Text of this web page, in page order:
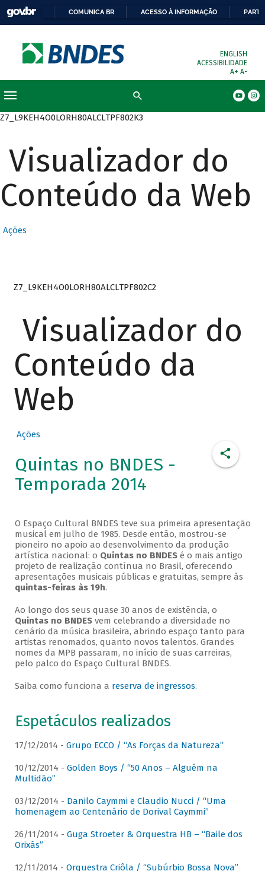
COMUNICA BR ACESSO À INFORMAÇÃO
ENGLISH
ACESSIBILIDADE
A+ A-
Z7_L9KEH4O0LORH80ALCLTPF802K3
Visualizador do
Conteúdo da Web
Ações
Z7_L9KEH4O0LORH80ALCLTPF802C2
Visualizador do
Conteúdo da
Web
Ações
Quintas no BNDES -
Temporada 2014
O Espaço Cultural BNDES teve sua primeira apresentação
musical em julho de 1985. Desde então, mostrou-se
pioneiro no apoio ao desenvolvimento da produção
artística nacional: o Quintas no BNDESé o mais antigo
projeto de realização contínua no Brasil, oferecendo
apresentações musicais públicas e gratuitas, sempre às
quintas-feiras às 19h.
Ao longo dos seus quase 30 anos de existência, o
Quintas no BNDESvem celebrando a diversidade no
cenário da música brasileira, abrindo espaço tanto para
artistas renomados, quanto novos talentos. Grandes
nomes da MPB passaram, no início de suas carreiras,
pelo palco do Espaço Cultural BNDES.
Saiba como funciona a reserva de ingressos.
Espetáculos realizados
17/12/2014 - Grupo ECCO / “As Forças da Natureza”
10/12/2014 - Golden Boys / “50 Anos – Alguém na
Multidão”
03/12/2014 - Danilo Caymmi e Claudio Nucci / “Uma
homenagem ao Centenário de Dorival Caymmi”
26/11/2014 - Guga Stroeter & Orquestra HB – “Baile dos
Orixás”
12/11/2014 - Orquestra Criôla / “Subúrbio Bossa Nova”